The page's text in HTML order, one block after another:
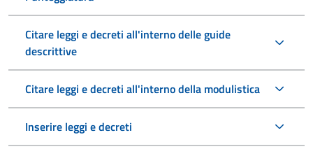
Citare leggi e decreti all'interno delle guide
descrittive
Citare leggi e decreti all'interno della modulistica
Inserire leggi e decreti